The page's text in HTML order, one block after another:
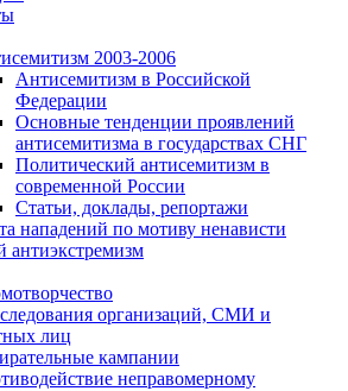
2003-2006
Антисемитизм в Российской
Федерации
Основные тенденции проявлений
антисемитизма в государствах СНГ
Политический антисемитизм в
современной России
Статьи, доклады, репортажи
нападений по мотиву ненависти
организаций, СМИ и
лиц
кампании
неправомерному